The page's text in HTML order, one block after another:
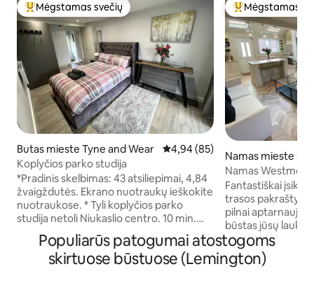
Svečių mėgstamiausias
Mėgstamas svečių
Butas mieste Tyne and Wear Vidutinis įvertinimas: 4,94 iš 5,
4,94 (85)
Koplyčios parko studija
*Pradinis skelbimas: 43 atsiliepimai, 4,84
žvaigždutės. Ekrano nuotraukų ieškokite
nuotraukose. * Tyli koplyčios parko
studija netoli Niukaslio centro. 10 min.
kelio nuo oro uosto ir autobusų jungiasi
tik 30 sekundžių pėsčiomis. Yra prabangi
lova, išmanusis televizorius, greitas
Svečių
Mėgstamas
Namas mieste
idas
Namas
Racecourse,
Fantastiškai
trasos pakraštyje.
pilnai
būstas jūsų laukia. Būstą sudaro: - 2
dviviečiai
spintomis -
kambariu
Populiarūs patogumai atostogoms
skirtuose būstuose (Lemington)